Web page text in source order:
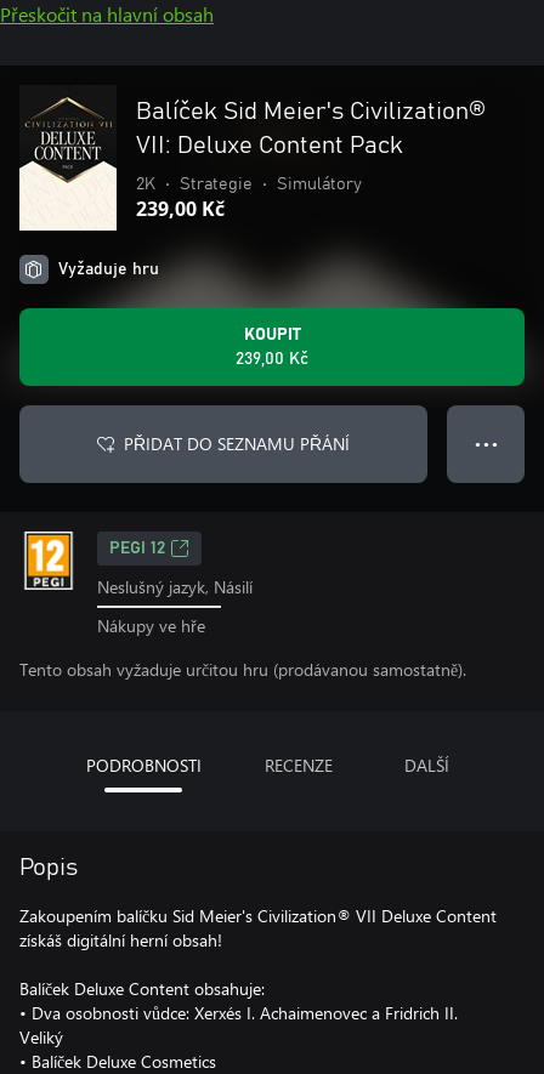
Přeskočit na hlavní obsah
Balíček Sid Meier's Civilization®
VII: Deluxe Content Pack
2K • Strategie • Simulátory
239,00 Kč
Vyžaduje hru
KOUPIT
239,00 Kč
PŘIDAT DO SEZNAMU PŘÁNÍ ● ● ●
PEGI 12
Neslušný jazyk, Násilí
Nákupy ve hře
Tento obsah vyžaduje určitou hru (prodávanou samostatně).
PODROBNOSTI RECENZE DALŠÍ
Popis
Zakoupením balíčku Sid Meier's Civilization® VII Deluxe Content
získáš digitální herní obsah!
Balíček Deluxe Content obsahuje:
• Dva osobnosti vůdce: Xerxés I. Achaimenovec a Fridrich II.
Veliký
• Balíček Deluxe Cosmetics